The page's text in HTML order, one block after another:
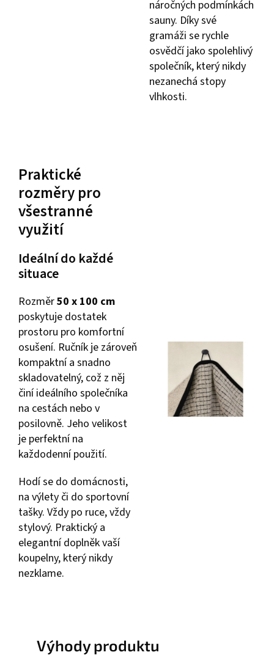
náročných podmínkách
sauny. Díky své
gramáži se rychle
osvědčí jako spolehlivý
společník, který nikdy
nezanechá stopy
vlhkosti.
Praktické
rozměry pro
všestranné
využití
Ideální do každé
situace
Rozměr50 x 100 cm
poskytuje dostatek
prostoru pro komfortní
osušení. Ručník je zároveň
kompaktní a snadno
skladovatelný, což z něj
činí ideálního společníka
na cestách nebo v
posilovně. Jeho velikost
je perfektní na
každodenní použití.
Hodí se do domácnosti,
na výlety či do sportovní
tašky. Vždy po ruce, vždy
stylový. Praktický a
elegantní doplněk vaší
koupelny, který nikdy
nezklame.
Výhody produktu